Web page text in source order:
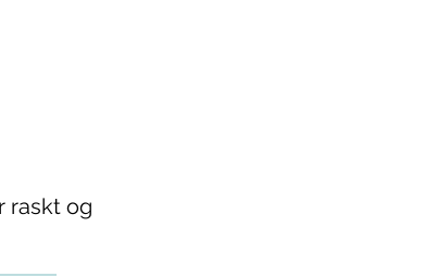
raskt og